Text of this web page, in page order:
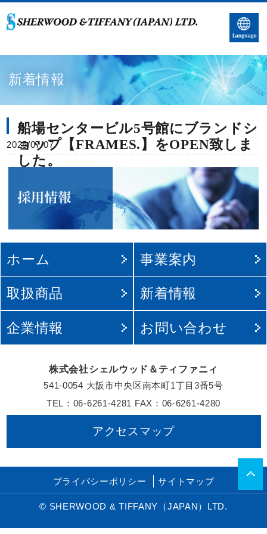
船場センタービル5号館
ョップ【FRAMES.】を
した。
2025/07/07
ホーム 事業案
取扱商品 新着情
企業情報 お問
株式会社シェルウッド＆ティ